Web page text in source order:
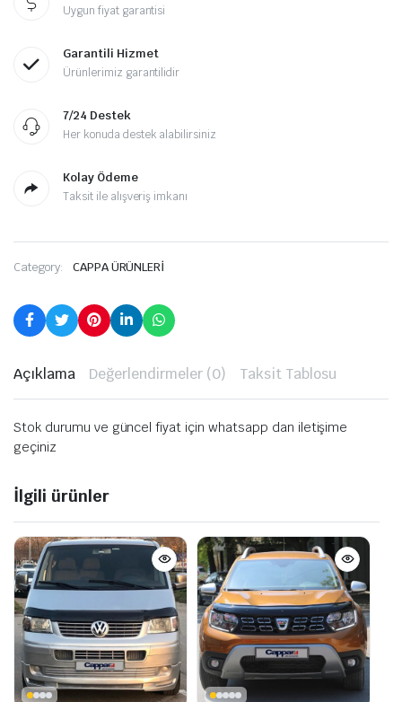
Uygun fiyat garantisi
Garantili Hizmet
Ürünlerimiz garantilidir
7/24 Destek
Her konuda destek alabilirsiniz
Kolay Ödeme
Taksit ile alışveriş imkanı
Category: CAPPA ÜRÜNLERİ
Açıklama Değerlendirmeler (0) Taksit Tablosu
Stok durumu ve güncel fiyat için whatsapp dan iletişime
geçiniz
İlgili ürünler